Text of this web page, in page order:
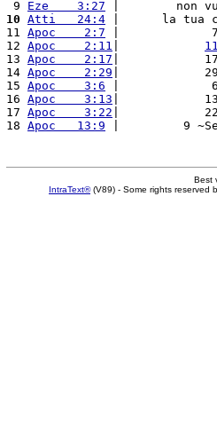
9 Eze    3:27 |        non
10 Atti   24:4 |      la tua
11 Apoc    2:7 |             7
12 Apoc    2:11 11
13 Apoc    2:17 |            17
14 Apoc    2:29 |            29
15 Apoc    3:6 |             6
16 Apoc    3:13 |            13
17 Apoc    3:22 |            22
18 Apoc   13:9 |         9 ~Se
Best
IntraText®(V89) - Some rights reserved